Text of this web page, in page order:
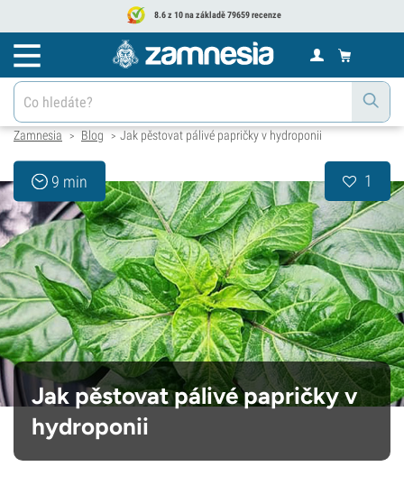
8.6 z 10 na základě 79659 recenze
Zamnesia > Blog > Jak pěstovat pálivé papričky v hydroponii
9 min 1
Jak pěstovat pálivé papričky v
hydroponii